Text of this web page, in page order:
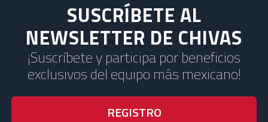
SUSCRÍBETE AL
NEWSLETTER DE CHIVAS
¡Suscríbete y participa por beneficios
exclusivos del equipo más mexicano!